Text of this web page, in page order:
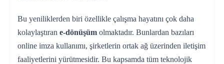
Bu yeniliklerden biri özellikle çalışma hayatını çok daha
kolaylaştıran e-dönüşümolmaktadır. Bunlardan bazıları
online imza kullanımı, şirketlerin ortak ağ üzerinden iletişim
faaliyetlerini yürütmesidir. Bu kapsamda tüm teknolojik